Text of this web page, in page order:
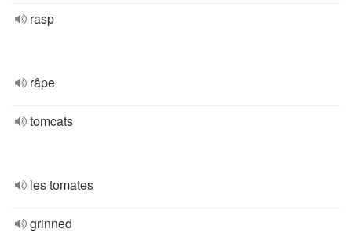
rasp
râpe
tomcats
les tomates
grinned